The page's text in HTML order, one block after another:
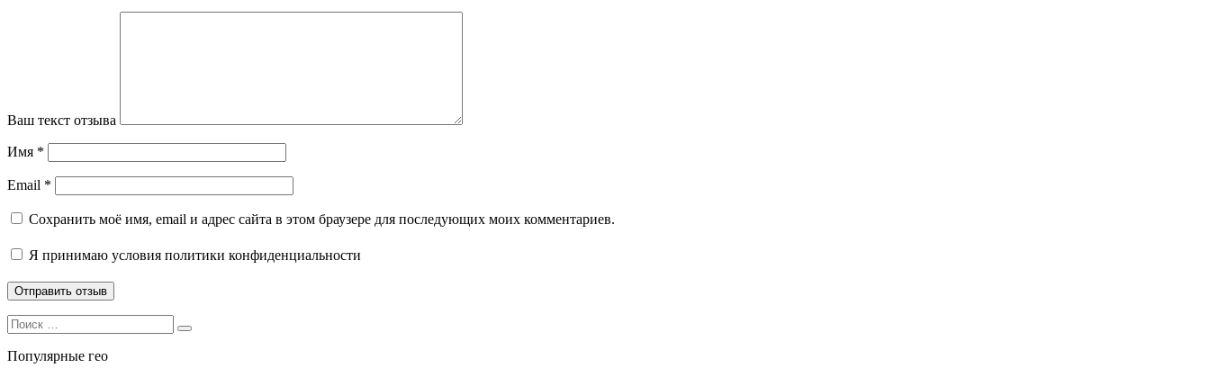
Ваш текст отзыва
Имя *
Email *
Сохранить моё имя, email и адрес сайта в этом браузере для последующих моих комментариев.
Я принимаю условия политики конфиденциальности
Search
for:
Search
Популярные гео